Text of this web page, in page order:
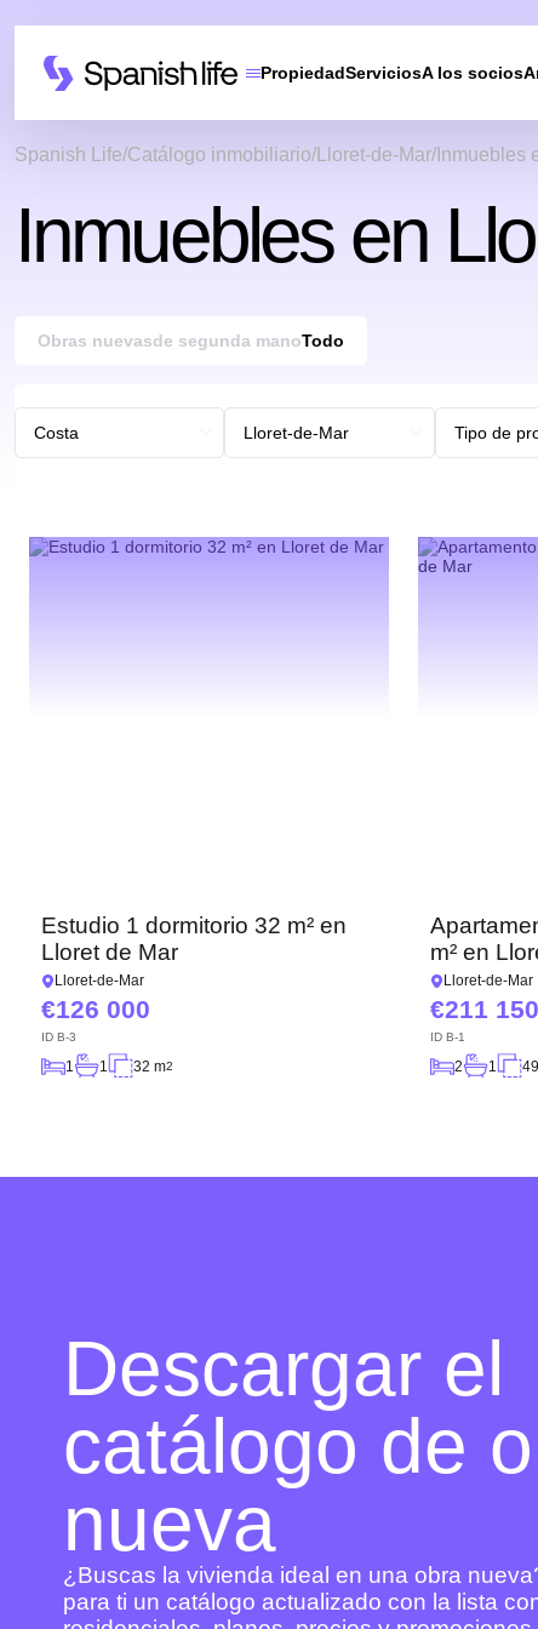
PropiedadServiciosA los socios
Spanish Life Catálogo inmobiliario Lloret-de-Mar Inmuebles
Inmuebles en
Obras nuevasde segunda manoTodo
Estudio 1 dormitorio 32 m² en
Lloret de Mar
Lloret-de-Mar
126 000
ID B-3
1 1 32 m2
m² en
Lloret-de-Mar
211 150
ID B-1
2 1
Descargar el
catálogo de
nueva
¿Buscas la vivienda ideal en una obra
para ti un catálogo actualizado con la lista